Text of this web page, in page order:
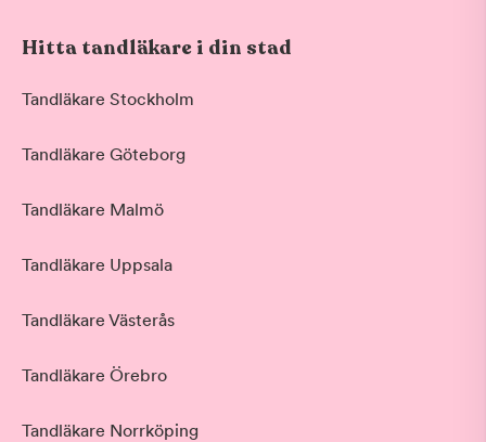
Hitta tandläkare i din stad
Tandläkare Stockholm
Tandläkare Göteborg
Tandläkare Malmö
Tandläkare Uppsala
Tandläkare Västerås
Tandläkare Örebro
Tandläkare Norrköping